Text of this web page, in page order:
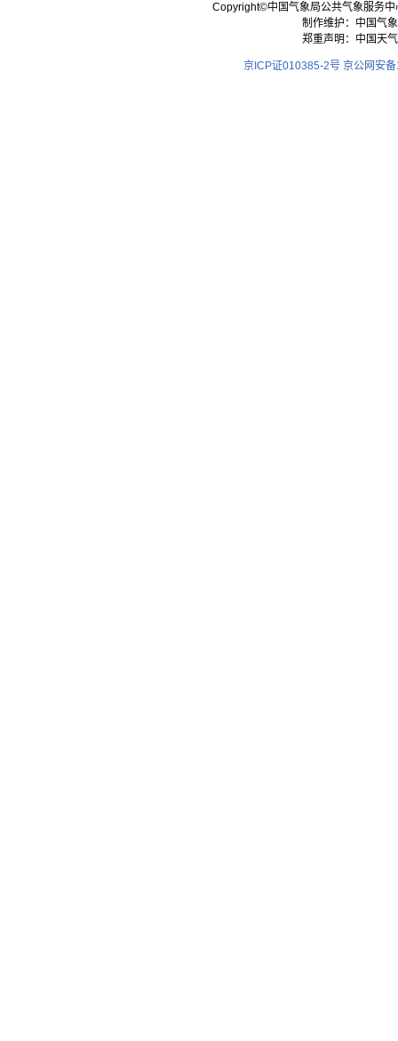
Copyright©中国气象局公共气象服务
制作维护：中国气
郑重声明：中国天
京ICP证010385-2号 京公网安